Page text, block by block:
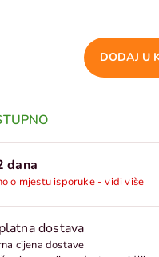
DODAJ U
dana
o mjestu isporuke - vidi više
dostava
cijena dostave